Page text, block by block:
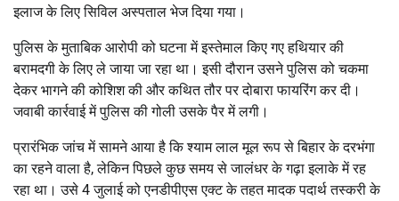
इलाज के लिए सिविल अस्पताल भेज दिया गया।
पुलिस के मुताबिक आरोपी को घटना में इस्तेमाल किए गए हथियार की
बरामदगी के लिए ले जाया जा रहा था। इसी दौरान उसने पुलिस को चकमा
देकर भागने की कोशिश की और कथित तौर पर दोबारा फायरिंग कर दी।
जवाबी कार्रवाई में पुलिस की गोली उसके पैर में लगी।
प्रारंभिक जांच में सामने आया है कि श्याम लाल मूल रूप से बिहार के दरभंगा
का रहने वाला है, लेकिन पिछले कुछ समय से जालंधर के गढ़ा इलाके में रह
रहा था। उसे 4 जुलाई को एनडीपीएस एक्ट के तहत मादक पदार्थ तस्करी के